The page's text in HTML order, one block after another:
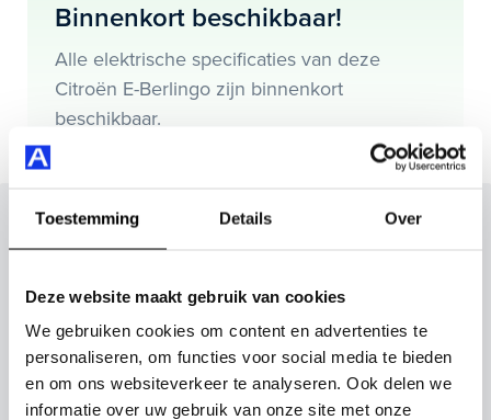
Toestemming Details Over
Deze website maakt gebruik van cookies
We gebruiken cookies om content en advertenties te
personaliseren, om functies voor social media te bieden
en om ons websiteverkeer te analyseren. Ook delen we
informatie over uw gebruik van onze site met onze
Je koopt hem voor € 29.895,- maar je kan deze Citroën
Maak snel een afspraak in de showroom of bestel hem
direct online.
Binnenkort beschikbaar!
Alle elektrische specificaties van deze
Citroën E-Berlingo zijn binnenkort
beschikbaar.
Inruilvoorstel op deze auto?
inruilauto mee te sturen.
Kenteken huidige auto